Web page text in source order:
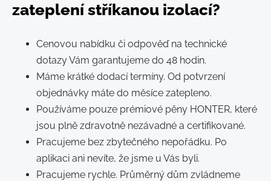
zateplení stříkanou izolací?
Cenovou nabídku či odpověď na technické
dotazy Vám garantujeme do 48 hodin.
Máme krátké dodací termíny. Od potvrzení
objednávky máte do měsíce zatepleno.
Používáme pouze prémiové pěny HONTER, které
jsou plně zdravotně nezávadné a certifikované.
Pracujeme bez zbytečného nepořádku. Po
aplikaci ani nevíte, že jsme u Vás byli.
Pracujeme rychle. Průměrný dům zvládneme